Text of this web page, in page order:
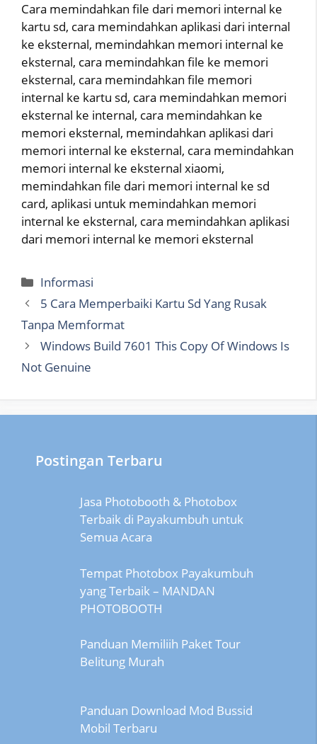
Cara memindahkan file dari memori internal ke
kartu sd, cara memindahkan aplikasi dari internal
ke eksternal, memindahkan memori internal ke
eksternal, cara memindahkan file ke memori
eksternal, cara memindahkan file memori
internal ke kartu sd, cara memindahkan memori
eksternal ke internal, cara memindahkan ke
memori eksternal, memindahkan aplikasi dari
memori internal ke eksternal, cara memindahkan
memori internal ke eksternal xiaomi,
memindahkan file dari memori internal ke sd
card, aplikasi untuk memindahkan memori
internal ke eksternal, cara memindahkan aplikasi
dari memori internal ke memori eksternal
Categories
Informasi
5 Cara Memperbaiki Kartu Sd Yang Rusak
Tanpa Memformat
Windows Build 7601 This Copy Of Windows Is
Not Genuine
Postingan Terbaru
Jasa Photobooth & Photobox
Terbaik di Payakumbuh untuk
Semua Acara
Tempat Photobox Payakumbuh
yang Terbaik – MANDAN
PHOTOBOOTH
Panduan Memiliih Paket Tour
Belitung Murah
Panduan Download Mod Bussid
Mobil Terbaru